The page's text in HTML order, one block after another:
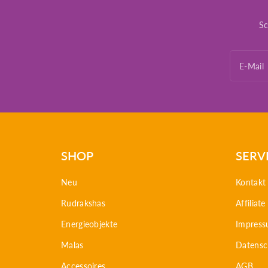
E-Mail
SHOP
Neu
Rudrakshas
Energieobjekte
Malas
Accessoires
Kontakt
Affiliate
AGB